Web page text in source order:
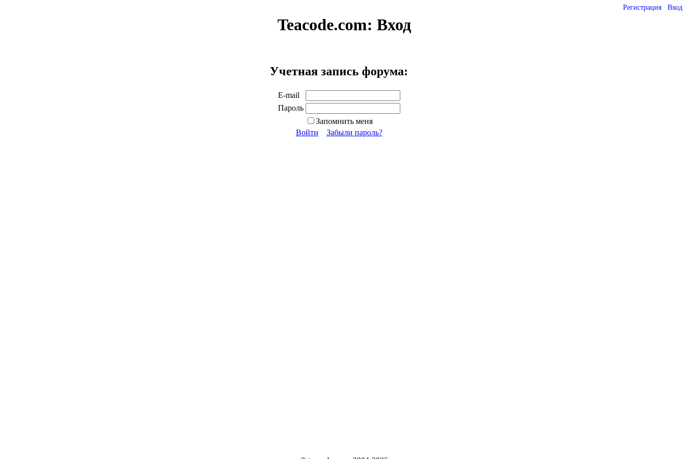
Регистрация Вход
Teacode.com: Вход
Учетная запись форума:
E-mail
Пароль
Запомнить меня
Войти
Забыли пароль?